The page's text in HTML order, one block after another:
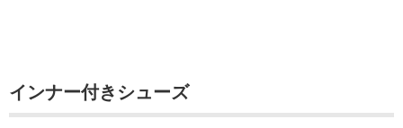
インナー付きシューズ